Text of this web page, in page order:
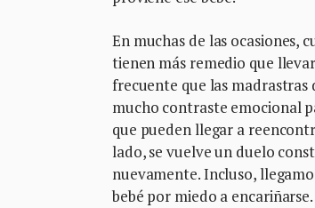
En muchas de las ocasiones,
tienen más remedio que
frecuente que las madrastras
mucho contraste emocional
que pueden llegar a
lado, se vuelve un duelo
nuevamente. Incluso,
bebé por miedo a